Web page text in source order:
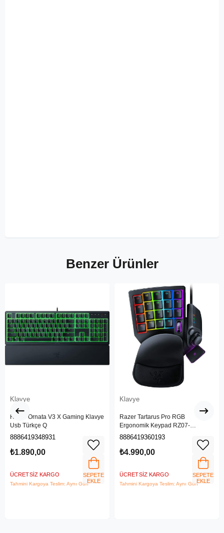
Benzer Ürünler
Klavye
Razer Ornata V3 X Gaming Klavye
Usb Türkçe Q
8886419348931
₺1.890,00
ÜCRETSIZ KARGO
Tahmini Kargoya Teslim: Aynı Gün
SEPETE
EKLE
Klavye
Razer Tartarus Pro RGB
Ergonomik Keypad RZ07-
03110100-R3M1
8886419360193
₺4.990,00
ÜCRETSIZ KARGO
Tahmini Kargoya Teslim: Aynı Gün
SEPETE
EKLE